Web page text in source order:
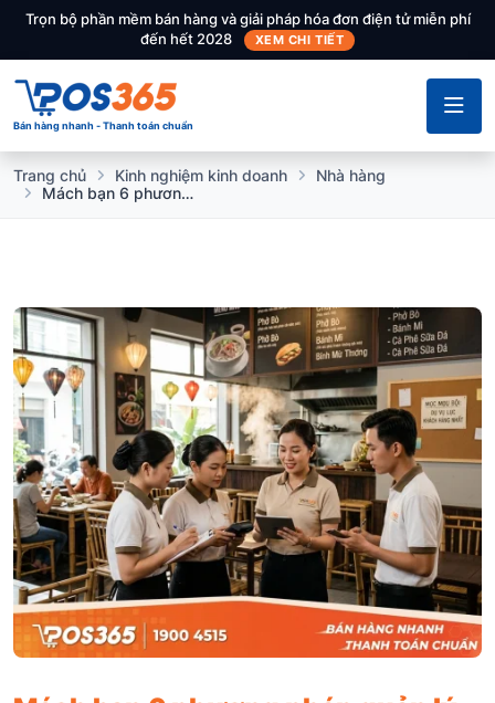
Trọn bộ phần mềm bán hàng và giải pháp hóa đơn điện tử miễn phí
đến hết 2028
XEM CHI TIẾT
Bán hàng nhanh - Thanh toán chuẩn
Trang chủ Kinh nghiệm kinh doanh
Nhà hàng
Mách bạn 6 phương pháp quản lý nhân viên nhà hàng hiệu quả nhất